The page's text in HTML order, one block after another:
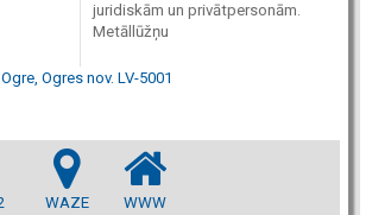
juridiskām un privātpersonām.
Metāllūžņu
Ogres nov. LV-5001
WAZE
WWW